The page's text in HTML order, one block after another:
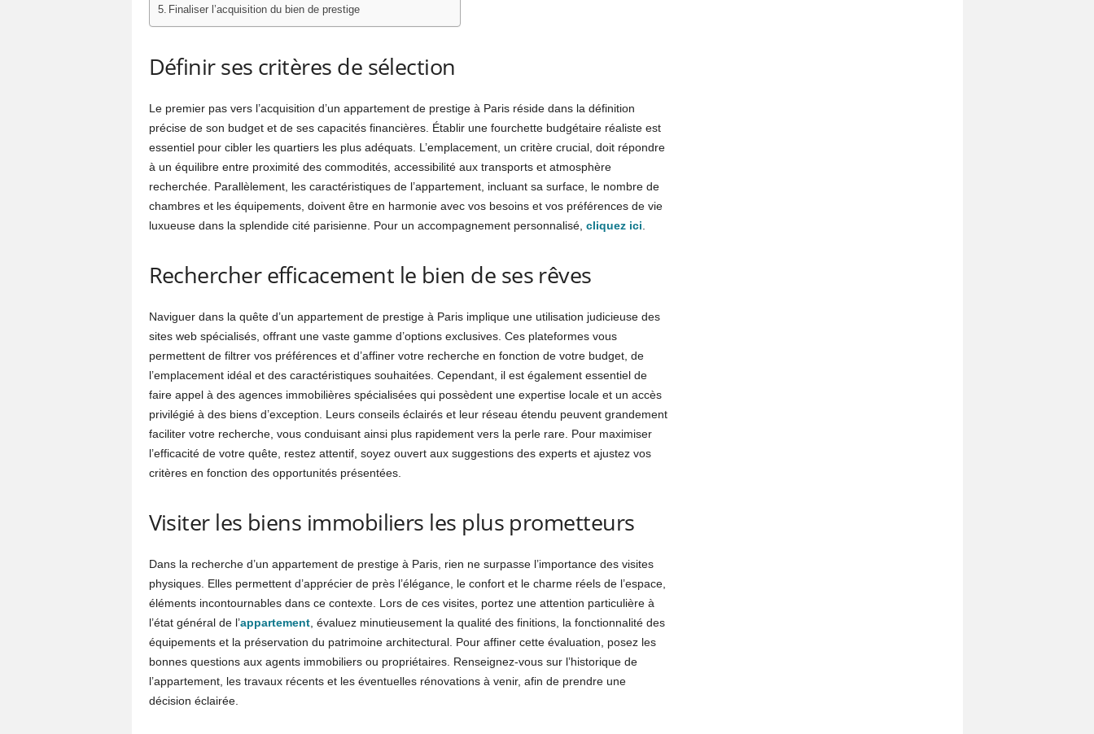
Finaliser l’acquisition du bien de prestige
Définir ses critères de sélection
Le premier pas vers l’acquisition d’un appartement de prestige à Paris réside dans la définition
précise de son budget et de ses capacités financières. Établir une fourchette budgétaire réaliste est
essentiel pour cibler les quartiers les plus adéquats. L’emplacement, un critère crucial, doit répondre
à un équilibre entre proximité des commodités, accessibilité aux transports et atmosphère
recherchée. Parallèlement, les caractéristiques de l’appartement, incluant sa surface, le nombre de
chambres et les équipements, doivent être en harmonie avec vos besoins et vos préférences de vie
luxueuse dans la splendide cité parisienne. Pour un accompagnement personnalisé, cliquez ici
Rechercher efficacement le bien de ses rêves
Naviguer dans la quête d’un appartement de prestige à Paris implique une utilisation judicieuse des
sites web spécialisés, offrant une vaste gamme d’options exclusives. Ces plateformes vous
permettent de filtrer vos préférences et d’affiner votre recherche en fonction de votre budget, de
l’emplacement idéal et des caractéristiques souhaitées. Cependant, il est également essentiel de
faire appel à des agences immobilières spécialisées qui possèdent une expertise locale et un accès
privilégié à des biens d’exception. Leurs conseils éclairés et leur réseau étendu peuvent grandement
faciliter votre recherche, vous conduisant ainsi plus rapidement vers la perle rare. Pour maximiser
l’efficacité de votre quête, restez attentif, soyez ouvert aux suggestions des experts et ajustez vos
critères en fonction des opportunités présentées.
Visiter les biens immobiliers les plus prometteurs
Dans la recherche d’un appartement de prestige à Paris, rien ne surpasse l’importance des visites
physiques. Elles permettent d’apprécier de près l’élégance, le confort et le charme réels de l’espace,
éléments incontournables dans ce contexte. Lors de ces visites, portez une attention particulière à
l’état général de l’appartement, évaluez minutieusement la qualité des finitions, la fonctionnalité des
équipements et la préservation du patrimoine architectural. Pour affiner cette évaluation, posez les
bonnes questions aux agents immobiliers ou propriétaires. Renseignez-vous sur l’historique de
l’appartement, les travaux récents et les éventuelles rénovations à venir, afin de prendre une
décision éclairée.